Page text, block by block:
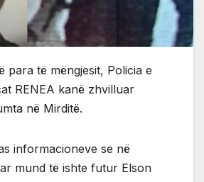
para të mëngjesit, Policia e
RENEA kanë zhvilluar
në Mirditë.
informacioneve se në
mund të ishte futur Elson